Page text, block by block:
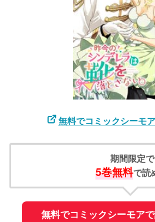
無料でコミックシーモ
期間限定で
5巻無料で読
無料でコミックシーモア